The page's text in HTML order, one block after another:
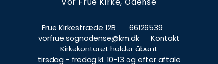
Vor Frue Kirke, Odense
Frue Kirkestræde 12B 66126539
vorfrue.sognodense@km.dk Kontakt
Kirkekontoret holder åbent
tirsdag - fredag kl. 10-13 og efter aftale